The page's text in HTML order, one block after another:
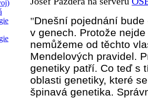
"Dnešní pojednání
v genech. Protože
nemůžeme od těchto
Mendelových pravidel.
genetiky patří. Co teď s
oblasti genetiky, které
špinavá genetika.